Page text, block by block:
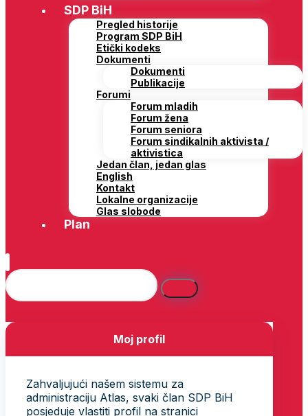
SDP BiH
Pregled historije
Program SDP BiH
Etički kodeks
Dokumenti
Dokumenti
Publikacije
Forumi
Forum mladih
Forum žena
Forum seniora
Forum sindikalnih aktivista /
aktivistica
Jedan član, jedan glas
English
Kontakt
Lokalne organizacije
Glas slobode
Plan
Moj profil
Zahvaljujući našem sistemu za
administraciju Atlas, svaki član SDP BiH
posjeduje vlastiti profil na stranici